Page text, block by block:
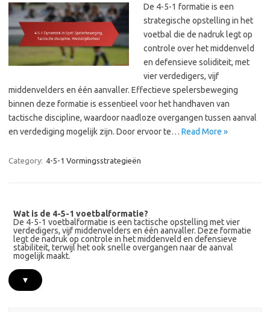
De 4-5-1 formatie is een
strategische opstelling in het
voetbal die de nadruk legt op
controle over het middenveld
en defensieve soliditeit, met
vier verdedigers, vijf
middenvelders en één aanvaller. Effectieve spelersbeweging
binnen deze formatie is essentieel voor het handhaven van
tactische discipline, waardoor naadloze overgangen tussen aanval
en verdediging mogelijk zijn. Door ervoor te… Read More »
Category: 4-5-1 Vormingsstrategieën
Wat is de 4-5-1 voetbalformatie?
De 4-5-1 voetbalformatie is een tactische opstelling met vier
verdedigers, vijf middenvelders en één aanvaller. Deze formatie
legt de nadruk op controle in het middenveld en defensieve
stabiliteit, terwijl het ook snelle overgangen naar de aanval
mogelijk maakt.
▾